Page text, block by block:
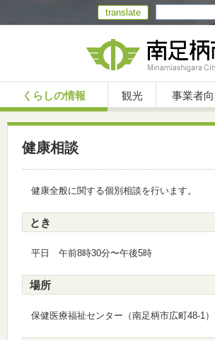
translate
くらしの情報 観光 事業者
健康相談
健康全般に関する個別相談を行います。
とき
平日 午前8時30分〜午後5時
場所
保健医療福祉センター（南足柄市広町48-1）